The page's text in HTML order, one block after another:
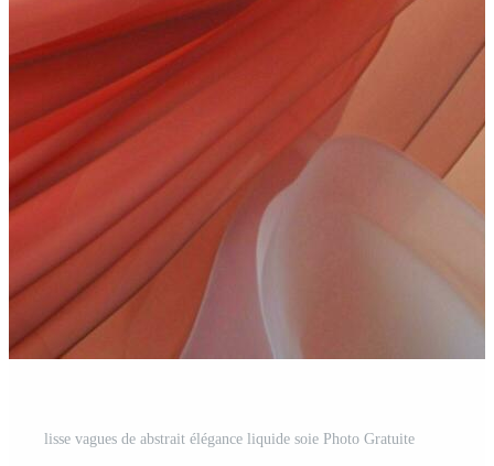
lisse vagues de abstrait élégance liquide soie Photo Gratuite